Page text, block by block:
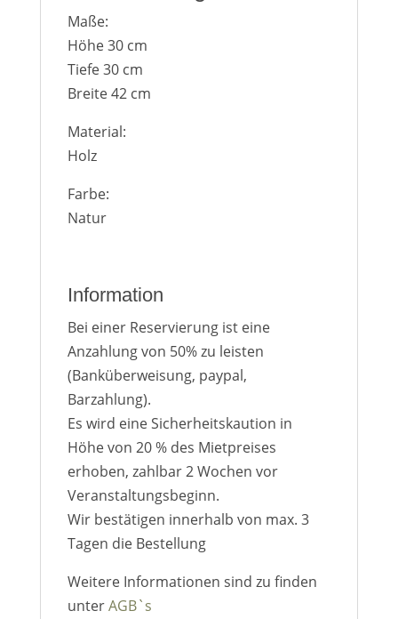
Maße:
Höhe 30 cm
Tiefe 30 cm
Breite 42 cm
Material:
Holz
Farbe:
Natur
Information
Bei einer Reservierung ist eine
Anzahlung von 50% zu leisten
(Banküberweisung, paypal,
Barzahlung).
Es wird eine Sicherheitskaution in
Höhe von 20 % des Mietpreises
erhoben, zahlbar 2 Wochen vor
Veranstaltungsbeginn.
Wir bestätigen innerhalb von max. 3
Tagen die Bestellung
Weitere Informationen sind zu finden
unterAGB`s